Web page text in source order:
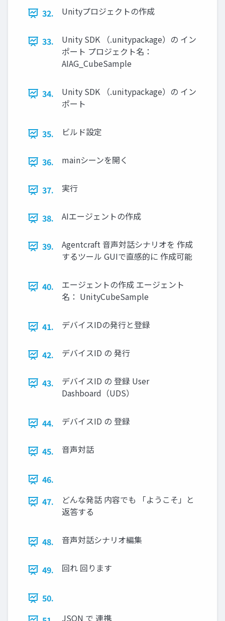
32. Unityプロジェクトの作成
33.
Unity SDK （.unitypackage）の イン
ポート プロジェクト名：
AIAG_CubeSample
34.
Unity SDK （.unitypackage）の イン
ポート
35. ビルド設定
36. mainシーンを開く
37. 実行
38. AIエージェントの作成
39.
Agentcraft 音声対話シナリオを 作成
するツール GUIで直感的に 作成可能
40.
エージェントの作成 エージェント
名： UnityCubeSample
41. デバイスIDの発行と登録
42. デバイスID の 発行
43.
デバイスID の 登録 User
Dashboard（UDS）
44. デバイスID の 登録
45. 音声対話
46.
47.
どんな発話 内容でも 「ようこそ」と
返答する
48. 音声対話シナリオ編集
49. 回れ 回ります
50.
JSON で 連携